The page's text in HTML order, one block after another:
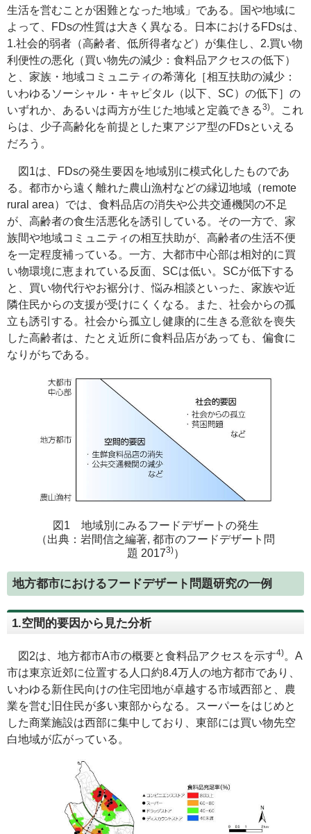
生活を営むことが困難となった地域」である。国や地域に
よって、FDsの性質は大きく異なる。日本におけるFDsは、
1.社会的弱者（高齢者、低所得者など）が集住し、2.買い物
利便性の悪化（買い物先の減少：食料品アクセスの低下）
と、家族・地域コミュニティの希薄化［相互扶助の減少：
いわゆるソーシャル・キャピタル（以下、SC）の低下］の
いずれか、あるいは両方が生じた地域と定義できる3)。これ
らは、少子高齢化を前提とした東アジア型のFDsといえる
だろう。
図1は、FDsの発生要因を地域別に模式化したものであ
る。都市から遠く離れた農山漁村などの縁辺地域（remote
rural area）では、食料品店の消失や公共交通機関の不足
が、高齢者の食生活悪化を誘引している。その一方で、家
族間や地域コミュニティの相互扶助が、高齢者の生活不便
を一定程度補っている。一方、大都市中心部は相対的に買
い物環境に恵まれている反面、SCは低い。SCが低下する
と、買い物代行やお裾分け、悩み相談といった、家族や近
隣住民からの支援が受けにくくなる。また、社会からの孤
立も誘引する。社会から孤立し健康的に生きる意欲を喪失
した高齢者は、たとえ近所に食料品店があっても、偏食に
なりがちである。
図1 地域別にみるフードデザートの発生
（出典：岩間信之編著, 都市のフードデザート問
題 20173)）
地方都市におけるフードデザート問題研究の一例
1.空間的要因から見た分析
図2は、地方都市A市の概要と食料品アクセスを示す4)。A
市は東京近郊に位置する人口約8.4万人の地方都市であり、
いわゆる新住民向けの住宅団地が卓越する市域西部と、農
業を営む旧住民が多い東部からなる。スーパーをはじめと
した商業施設は西部に集中しており、東部には買い物先空
白地域が広がっている。